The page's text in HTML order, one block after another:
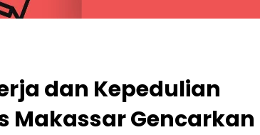
dan Kepedulian
Makassar Gencarkan